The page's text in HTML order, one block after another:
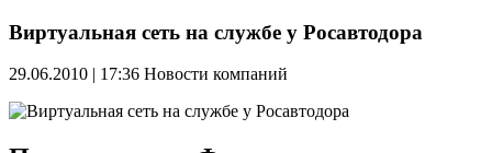
Виртуальная сеть на службе у Росавтодора
29.06.2010 | 17:36 Новости компаний